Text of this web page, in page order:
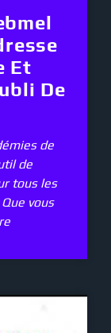
Et
De
de
de
tous les
vous